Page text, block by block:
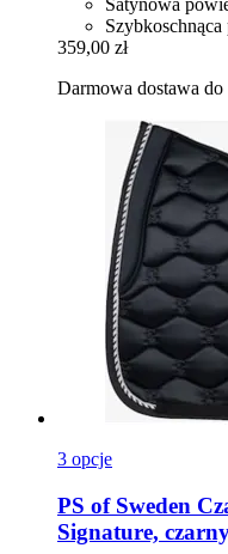
Satynowa
359,00 zł
Darmowa dostawa do
3 opcje
PS of Sweden
Signature,